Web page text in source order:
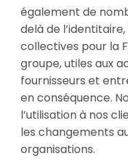
également de
delà de
collectives pour la
groupe, utiles aux
fournisseurs et
en conséquence.
l’utilisation à nos
les changements
organisations.